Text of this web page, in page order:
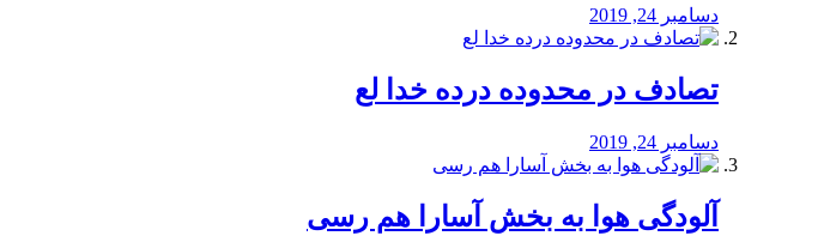
دسامبر 24, 2019
تصادف در محدوده درده خدا لع
دسامبر 24, 2019
آلودگی هوا به بخش آسارا هم رسی